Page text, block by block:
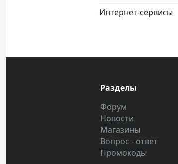
Интернет-сервисы
Разделы
Форум
Новости
Магазины
Вопрос - ответ
Промокоды